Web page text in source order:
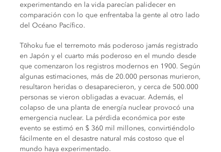
experimentando en la vida parecían palidecer en
comparación con lo que enfrentaba la gente al otro lado
del Océano Pacífico.
Tōhoku fue el terremoto más poderoso jamás registrado
en Japón y el cuarto más poderoso en el mundo desde
que comenzaron los registros modernos en 1900. Según
algunas estimaciones, más de 20.000 personas murieron,
resultaron heridas o desaparecieron, y cerca de 500.000
personas se vieron obligadas a evacuar. Además, el
colapso de una planta de energía nuclear provocó una
emergencia nuclear. La pérdida económica por este
evento se estimó en $ 360 mil millones, convirtiéndolo
fácilmente en el desastre natural más costoso que el
mundo haya experimentado.